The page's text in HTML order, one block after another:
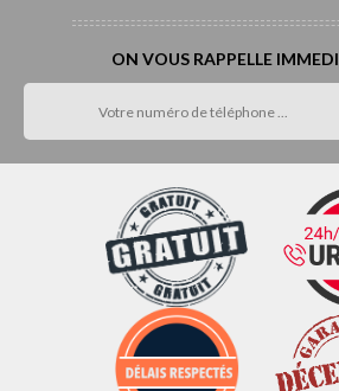
ON VOUS RAPPELLE